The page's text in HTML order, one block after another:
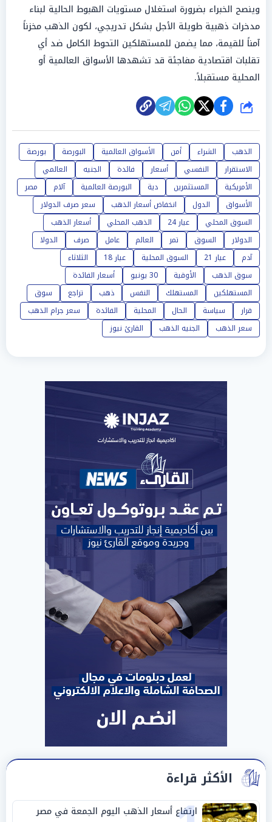
وينصح الخبراء بضرورة استغلال مستويات الهبوط الحالية لبناء
مدخرات ذهبية طويلة الأجل بشكل تدريجي، لكون الذهب مخزناً
آمناً للقيمة، مما يضمن للمستهلكين التحوط الكامل ضد أي
تقلبات اقتصادية مفاجئة قد تشهدها الأسواق العالمية أو
المحلية مستقبلاً.
شارك
الذهب الشراء أمن الأسواق العالمية البورصة
بورصة
الاستقرار
النفسي أسعار فائدة الجنيه
العالمي
الأمريكية
المستثمرين دية البورصة العالمية آلام
مصر
الأسواق
الدول انخفاض أسعار الذهب
سعر صرف الدولار
السوق المحلي
عيار 24 الذهب المحلي
أسعار الذهب
الدولار
السوق تمر العالم عامل صرف
الدولا
آدم
عيار 21 السوق المحلية عيار 18
الثلاثاء
سوق الذهب
الأوقية 30 يونيو
أسعار الفائدة
المستهلكين
المستهلك النفس ذهب تراجع
سوق
قرار
سياسة الحال المحلية الفائدة
سعر جرام الذهب
سعر الذهب
الجنيه الذهب القارئ نيوز
الأكثر قراءة
ارتفاع أسعار الذهب اليوم الجمعة في مصر